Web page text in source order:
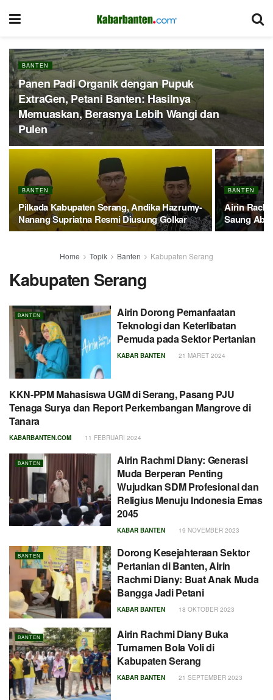
BANTEN
Panen Padi Organik dengan Pupuk
ExtraGen, Petani Banten: Hasilnya
Memuaskan, Berasnya Lebih Wangi dan
Pulen
BANTEN
Pilkada Kabupaten Serang, Andika Hazrumy-
Nanang Supriatna Resmi Diusung Golkar
BANTEN
Airin
Saung
Home Topik Banten Kabupaten Serang
Kabupaten Serang
BANTEN
Airin Dorong Pemanfaatan
Teknologi dan Keterlibatan
Pemuda pada Sektor Pertanian
KABAR BANTEN 21 MARET 2024
BANTEN
KKN-PPM Mahasiswa UGM di Serang, Pasang PJU
Tenaga Surya dan Report Perkembangan Mangrove di
Tanara
KABARBANTEN.COM 11 FEBRUARI 2024
BANTEN
Airin Rachmi Diany: Generasi
Muda Berperan Penting
Wujudkan SDM Profesional dan
Religius Menuju Indonesia Emas
2045
KABAR BANTEN 19 NOVEMBER 2023
BANTEN
Dorong Kesejahteraan Sektor
Pertanian di Banten, Airin
Rachmi Diany: Buat Anak Muda
Bangga Jadi Petani
KABAR BANTEN 18 OKTOBER 2023
BANTEN
Airin Rachmi Diany Buka
Turnamen Bola Voli di
Kabupaten Serang
KABAR BANTEN 21 SEPTEMBER 2023